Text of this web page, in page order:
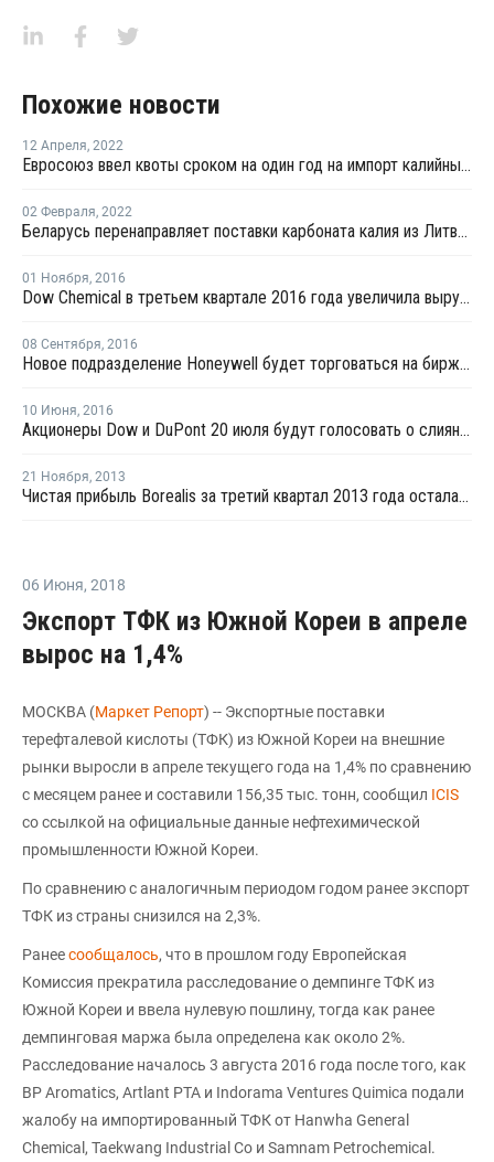
Похожие новости
12 Апреля, 2022
Евросоюз ввел квоты сроком на один год на импорт калийных и сложных удобрений из РФ
02 Февраля, 2022
Беларусь перенаправляет поставки карбоната калия из Литвы в Россию
01 Ноября, 2016
Dow Chemical в третьем квартале 2016 года увеличила выручку на 3,7%
08 Сентября, 2016
Новое подразделение Honeywell будет торговаться на бирже с 3 октября
10 Июня, 2016
Акционеры Dow и DuPont 20 июля будут голосовать о слиянии
21 Ноября, 2013
Чистая прибыль Borealis за третий квартал 2013 года осталась практически на уровне прошлого года
06 Июня, 2018
Экспорт ТФК из Южной Кореи в апреле
вырос на 1,4%
МОСКВА (Маркет Репорт) -- Экспортные поставки
терефталевой кислоты (ТФК) из Южной Кореи на внешние
рынки выросли в апреле текущего года на 1,4% по сравнению
с месяцем ранее и составили 156,35 тыс. тонн, сообщил ICIS
со ссылкой на официальные данные нефтехимической
промышленности Южной Кореи.
По сравнению с аналогичным периодом годом ранее экспорт
ТФК из страны снизился на 2,3%.
Ранеесообщалось, что в прошлом году Европейская
Комиссия прекратила расследование о демпинге ТФК из
Южной Кореи и ввела нулевую пошлину, тогда как ранее
демпинговая маржа была определена как около 2%.
Расследование началось 3 августа 2016 года после того, как
BP Aromatics, Artlant PTA и Indorama Ventures Quimica подали
жалобу на импортированный ТФК от Hanwha General
Chemical, Taekwang Industrial Co и Samnam Petrochemical.